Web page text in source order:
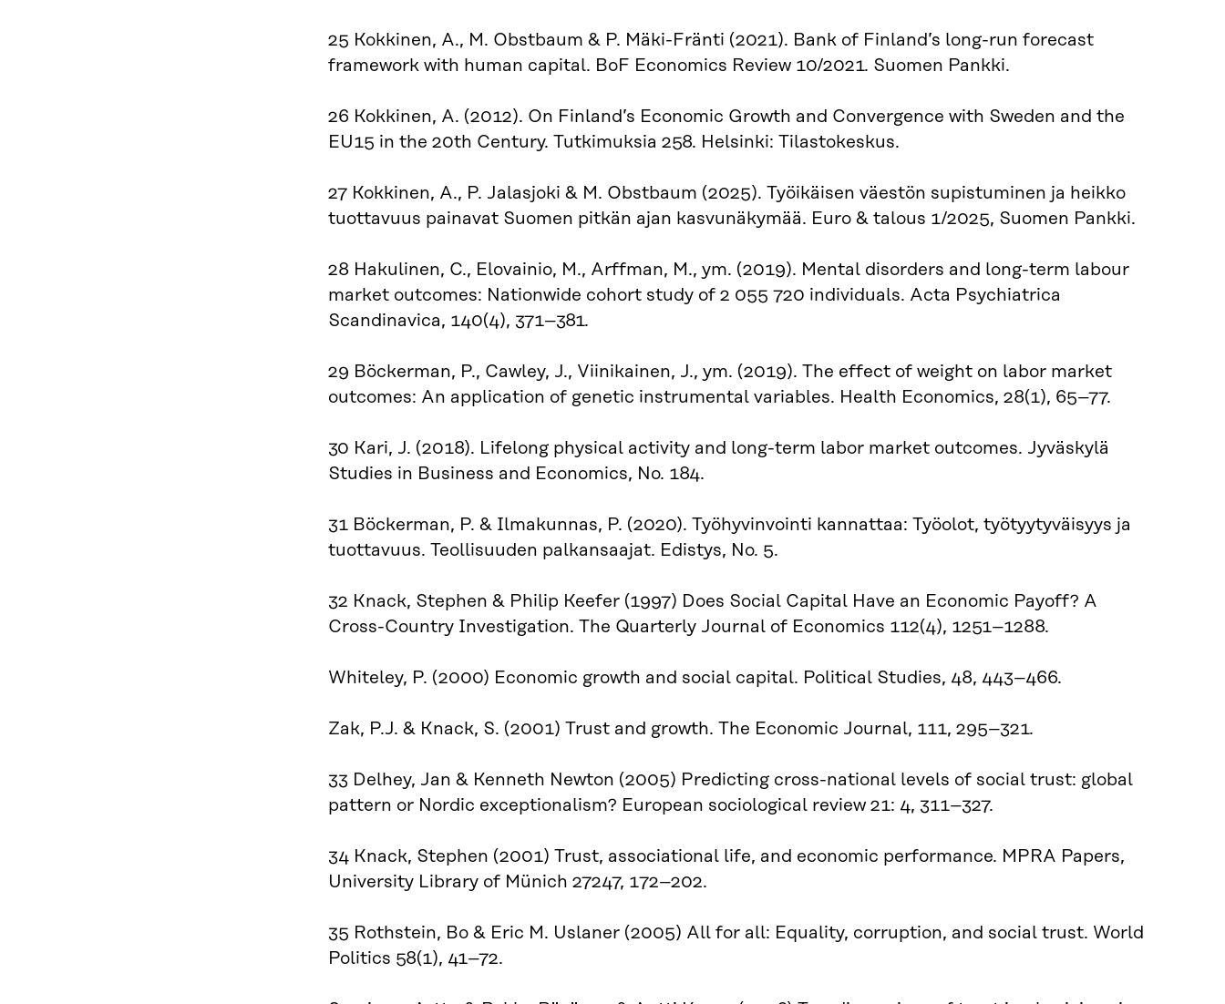
25 Kokkinen, A., M. Obstbaum & P. Mäki-Fränti (2021). Bank of Finland’s long-run forecast
framework with human capital. BoF Economics Review 10/2021. Suomen Pankki.
26 Kokkinen, A. (2012). On Finland’s Economic Growth and Convergence with Sweden and the
EU15 in the 20th Century. Tutkimuksia 258. Helsinki: Tilastokeskus.
27 Kokkinen, A., P. Jalasjoki & M. Obstbaum (2025). Työikäisen väestön supistuminen ja heikko
tuottavuus painavat Suomen pitkän ajan kasvunäkymää. Euro & talous 1/2025, Suomen Pankki.
28 Hakulinen, C., Elovainio, M., Arffman, M., ym. (2019). Mental disorders and long-term labour
market outcomes: Nationwide cohort study of 2 055 720 individuals. Acta Psychiatrica
Scandinavica, 140(4), 371–381.
29 Böckerman, P., Cawley, J., Viinikainen, J., ym. (2019). The effect of weight on labor market
outcomes: An application of genetic instrumental variables. Health Economics, 28(1), 65–77.
30 Kari, J. (2018). Lifelong physical activity and long-term labor market outcomes. Jyväskylä
Studies in Business and Economics, No. 184.
31 Böckerman, P. & Ilmakunnas, P. (2020). Työhyvinvointi kannattaa: Työolot, työtyytyväisyys ja
tuottavuus. Teollisuuden palkansaajat. Edistys, No. 5.
32 Knack, Stephen & Philip Keefer (1997) Does Social Capital Have an Economic Payoff? A
Cross-Country Investigation. The Quarterly Journal of Economics 112(4), 1251–1288.
Whiteley, P. (2000) Economic growth and social capital. Political Studies, 48, 443–466.
Zak, P.J. & Knack, S. (2001) Trust and growth. The Economic Journal, 111, 295–321.
33 Delhey, Jan & Kenneth Newton (2005) Predicting cross-national levels of social trust: global
pattern or Nordic exceptionalism? European sociological review 21: 4, 311–327.
34 Knack, Stephen (2001) Trust, associational life, and economic performance. MPRA Papers,
University Library of Münich 27247, 172–202.
35 Rothstein, Bo & Eric M. Uslaner (2005) All for all: Equality, corruption, and social trust. World
Politics 58(1), 41–72.